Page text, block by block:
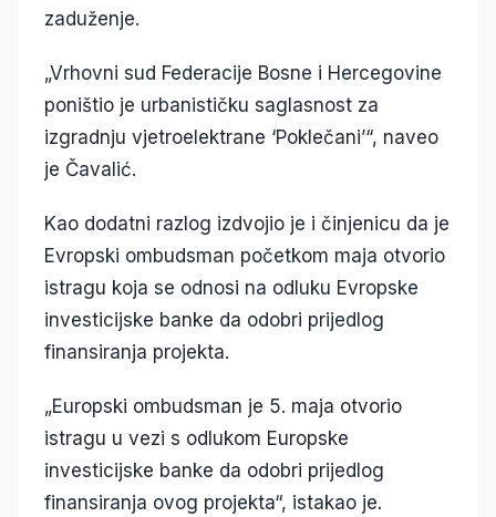
zaduženje.
„Vrhovni sud Federacije Bosne i Hercegovine
poništio je urbanističku saglasnost za
izgradnju vjetroelektrane ‘Poklečani’“, naveo
je Čavalić.
Kao dodatni razlog izdvojio je i činjenicu da je
Evropski ombudsman početkom maja otvorio
istragu koja se odnosi na odluku Evropske
investicijske banke da odobri prijedlog
finansiranja projekta.
„Europski ombudsman je 5. maja otvorio
istragu u vezi s odlukom Europske
investicijske banke da odobri prijedlog
finansiranja ovog projekta“, istakao je.